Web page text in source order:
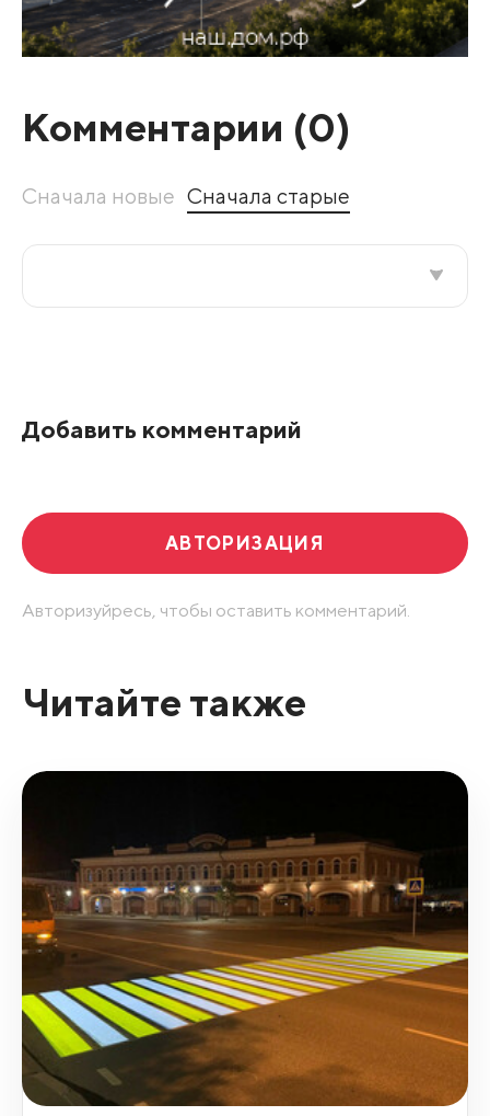
Комментарии (0)
Сначала новые Сначала старые
Добавить комментарий
АВТОРИЗАЦИЯ
Авторизуйресь, чтобы оставить комментарий.
Читайте также